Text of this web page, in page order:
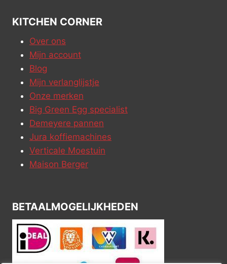
KITCHEN CORNER
Over ons
Mijn account
Blog
Mijn verlanglijstje
Onze merken
Big Green Egg specialist
Demeyere pannen
Jura koffiemachines
Verticale Moestuin
Maison Berger
BETAALMOGELIJKHEDEN